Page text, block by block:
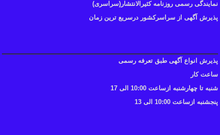
نمایندگی رسمی روزنامه کثیرالانتشار(سراسری)
پذیرش آگهی از سراسرکشور درسریع ترین زمان
پذیرش انواع آگهی طبق تعرفه رسمی
ساعت کار
شنبه تا چهارشنبه ازساعت 10:00 الی 17
پنجشنبه ازساعت 10:00 الی 13